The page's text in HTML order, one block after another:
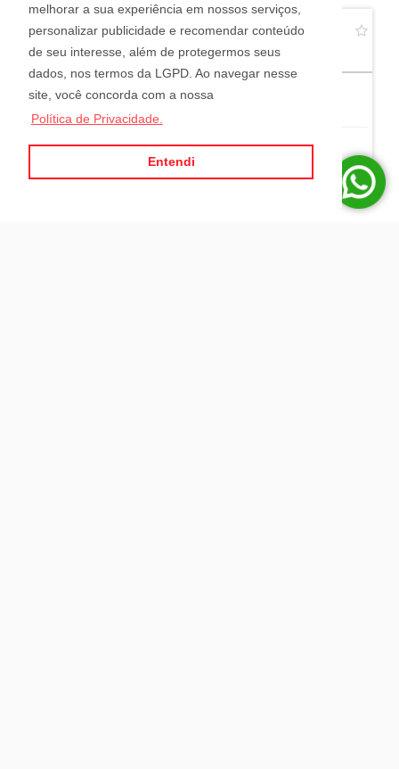
melhorar a sua experiência em nossos serviços,
personalizar publicidade e recomendar conteúdo
de seu interesse, além de protegermos seus
dados, nos termos da LGPD. Ao navegar nesse
site, você concorda com a nossa
Política de Privacidade.
Entendi
APARTAMENTO À VENDA EM PENHA
Centro - Penha
3 4
R$ 1.500.000,00